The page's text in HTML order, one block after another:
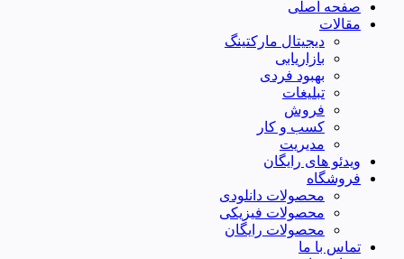
صفحه اصلی
مقالات
دیجیتال مارکتینگ
بازاریابی
بهبود فردی
تبلیغات
فروش
کسب و کار
مدیریت
ویدئو های رایگان
فروشگاه
محصولات دانلودی
محصولات فیزیکی
محصولات رایگان
تماس با ما